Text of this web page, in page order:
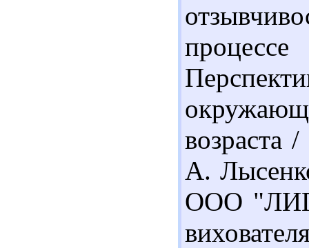
возраста
А.
ООО